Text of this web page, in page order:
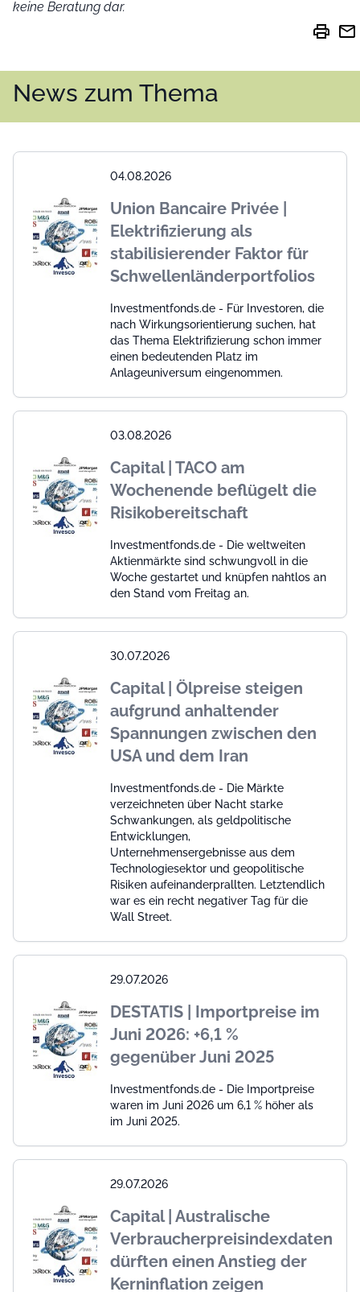
keine Beratung dar.
print mail
News zum Thema
04.08.2026
Union Bancaire Privée |
Elektrifizierung als
stabilisierender Faktor für
Schwellenländerportfolios
Investmentfonds.de - Für Investoren, die
nach Wirkungsorientierung suchen, hat
das Thema Elektrifizierung schon immer
einen bedeutenden Platz im
Anlageuniversum eingenommen.
03.08.2026
Capital | TACO am
Wochenende beflügelt die
Risikobereitschaft
Investmentfonds.de - Die weltweiten
Aktienmärkte sind schwungvoll in die
Woche gestartet und knüpfen nahtlos an
den Stand vom Freitag an.
30.07.2026
Capital | Ölpreise steigen
aufgrund anhaltender
Spannungen zwischen den
USA und dem Iran
Investmentfonds.de - Die Märkte
verzeichneten über Nacht starke
Schwankungen, als geldpolitische
Entwicklungen,
Unternehmensergebnisse aus dem
Technologiesektor und geopolitische
Risiken aufeinanderprallten. Letztendlich
war es ein recht negativer Tag für die
Wall Street.
29.07.2026
DESTATIS | Importpreise im
Juni 2026: +6,1 %
gegenüber Juni 2025
Investmentfonds.de - Die Importpreise
waren im Juni 2026 um 6,1 % höher als
im Juni 2025.
29.07.2026
Capital | Australische
Verbraucherpreisindexdaten
dürften einen Anstieg der
Kerninflation zeigen